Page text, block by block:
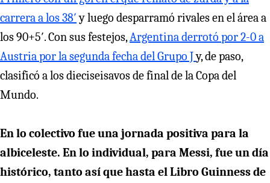
carrera a los 38′y luego desparramó rivales en el área a
los 90+5′. Con sus festejos,Argentina derrotó por 2-0 a
Austria por la segunda fecha del Grupo Jy, de paso,
clasificó a los dieciseisavos de final de la Copa del
Mundo.
En lo colectivo fue una jornada positiva para la
albiceleste. En lo individual, para Messi, fue un día
histórico, tanto así que hasta el Libro Guinness de